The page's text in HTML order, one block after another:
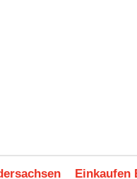
Einkaufen